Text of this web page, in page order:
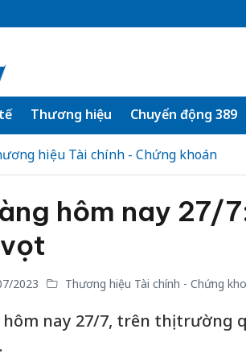
Thương hiệu Chuyển động 389
hiệu Tài chính - Chứng khoán
hôm nay 27/
2023 Thương hiệu Tài chính - Chứng
nay 27/7, trên thị trường